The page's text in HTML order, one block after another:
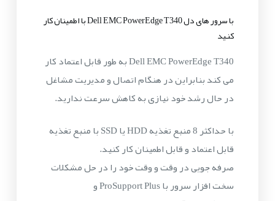
با سرور های دل Dell EMC PowerEdge T340 با اطمینان کار
کنید
Dell EMC PowerEdge T340 به طور قابل اعتماد کار
می کند بنابراین در هنگام اتصال و مدیریت مشاغل
در حال رشد خود نیازی به کاهش سرعت ندارید.
با حداکثر 8 منبع تغذیه HDD یا SSD با منبع تغذیه
قابل اعتماد و قابل اطمینان کار کنید.
صرفه جویی در وقت و وقت خود را در حل مشکلات
سخت افزار سرور با ProSupport Plus و